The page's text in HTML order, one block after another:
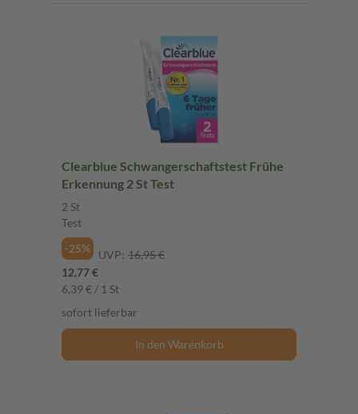
Clearblue Schwangerschaftstest Frühe
Erkennung 2 St Test
2 St
Test
-25%
UVP: 16,95 €
12,77 €
6,39 € / 1 St
sofort lieferbar
In den Warenkorb